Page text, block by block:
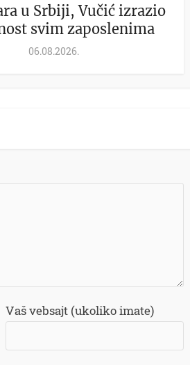
u Srbiji, Vučić izrazio
svim zaposlenima
06.08.2026.
Vaš vebsajt (ukoliko imate)